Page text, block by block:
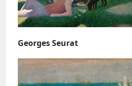
Georges Seurat